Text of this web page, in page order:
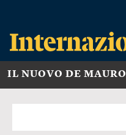
IL NUOVO DE MAURO